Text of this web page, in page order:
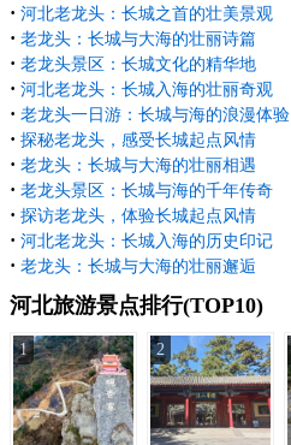
· 河北老龙头：长城之首的壮美景观
· 老龙头：长城与大海的壮丽诗篇
· 老龙头景区：长城文化的精华地
· 河北老龙头：长城入海的壮丽奇观
· 老龙头一日游：长城与海的浪漫体验
· 探秘老龙头，感受长城起点风情
· 老龙头：长城与大海的壮丽相遇
· 老龙头景区：长城与海的千年传奇
· 探访老龙头，体验长城起点风情
· 河北老龙头：长城入海的历史印记
· 老龙头：长城与大海的壮丽邂逅
河北旅游景点排行(TOP10)
1 2